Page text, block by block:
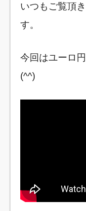
いつもご覧頂
す。
今回はユーロ
(^^)